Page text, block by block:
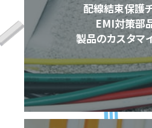
配線結束保護チ
EMI対策部
製品のカスタマ